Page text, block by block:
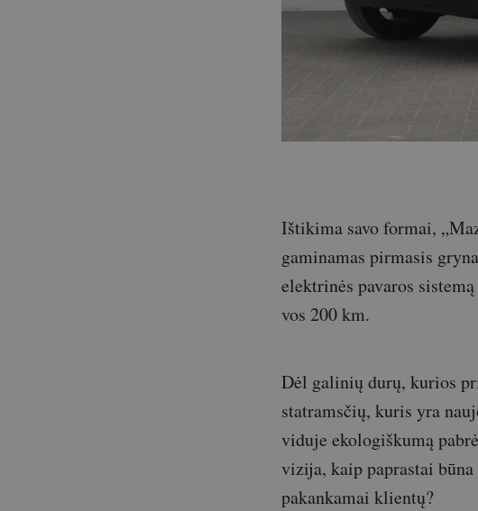
Ištikima savo formai,
gaminamas pirmasis
elektrinės pavaros
vos 200 km.
Dėl galinių durų, kurios
statramsčių, kuris yra
viduje ekologiškumą
vizija, kaip paprastai
pakankamai klientų?